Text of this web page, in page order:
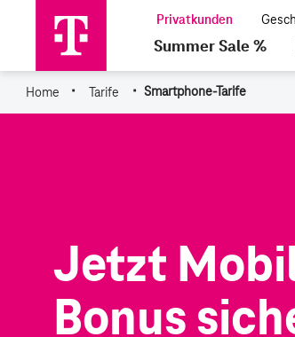
Summer Sale %
Home · Tarife · Smartphone-Tarife